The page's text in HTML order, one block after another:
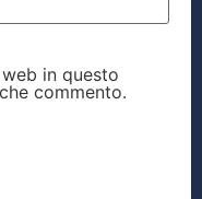
in questo
commento.